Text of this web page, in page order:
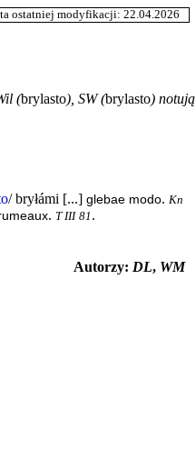
ostatniej modyfikacji: 22.04.2026
(brylasto), SW(brylasto) notują
/ bryłámi [...] glebae modo. Kn
. T III 81 .
Autorzy: DL, WM